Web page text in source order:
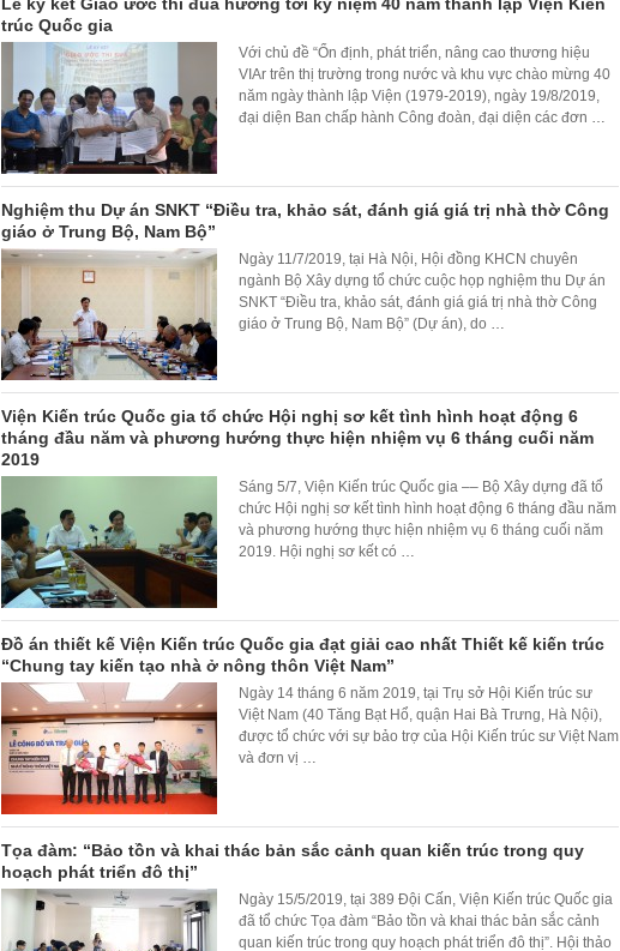
trúc Quốc gia
Với chủ đề “Ổn định, phát triển, nâng cao thương hiệu
VIAr trên thị trường trong nước và khu vực chào mừng 40
năm ngày thành lập Viện (1979-2019), ngày 19/8/2019,
đại diện Ban chấp hành Công đoàn, đại diện các đơn …
Nghiệm thu Dự án SNKT “Điều tra, khảo sát, đánh giá giá trị nhà thờ Công
giáo ở Trung Bộ, Nam Bộ”
Ngày 11/7/2019, tại Hà Nội, Hội đồng KHCN chuyên
ngành Bộ Xây dựng tổ chức cuộc họp nghiệm thu Dự án
SNKT “Điều tra, khảo sát, đánh giá giá trị nhà thờ Công
giáo ở Trung Bộ, Nam Bộ” (Dự án), do …
Viện Kiến trúc Quốc gia tổ chức Hội nghị sơ kết tình hình hoạt động 6
tháng đầu năm và phương hướng thực hiện nhiệm vụ 6 tháng cuối năm
2019
Sáng 5/7, Viện Kiến trúc Quốc gia –– Bộ Xây dựng đã tổ
chức Hội nghị sơ kết tình hình hoạt động 6 tháng đầu năm
và phương hướng thực hiện nhiệm vụ 6 tháng cuối năm
2019. Hội nghị sơ kết có …
Đồ án thiết kế Viện Kiến trúc Quốc gia đạt giải cao nhất Thiết kế kiến trúc
“Chung tay kiến tạo nhà ở nông thôn Việt Nam”
Ngày 14 tháng 6 năm 2019, tại Trụ sở Hội Kiến trúc sư
Việt Nam (40 Tăng Bạt Hổ, quận Hai Bà Trưng, Hà Nội),
được tổ chức với sự bảo trợ của Hội Kiến trúc sư Việt Nam
và đơn vị …
Tọa đàm: “Bảo tồn và khai thác bản sắc cảnh quan kiến trúc trong quy
hoạch phát triển đô thị”
Ngày 15/5/2019, tại 389 Đội Cấn, Viện Kiến trúc Quốc gia
đã tổ chức Tọa đàm “Bảo tồn và khai thác bản sắc cảnh
quan kiến trúc trong quy hoạch phát triển đô thị”. Hội thảo